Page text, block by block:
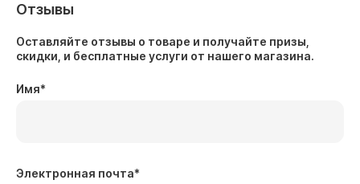
Отзывы
Оставляйте отзывы о товаре и получайте призы,
скидки, и бесплатные услуги от нашего магазина.
Имя*
Электронная почта*